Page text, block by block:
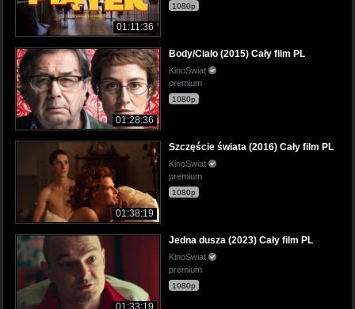
01:11:36
1080p
01:28:36
Body/Ciało (2015) Cały film PL
KinoSwiat
premium
1080p
01:38:19
Szczęście świata (2016) Cały film PL
KinoSwiat
premium
1080p
Jedna dusza (2023) Cały film PL
KinoSwiat
premium
1080p